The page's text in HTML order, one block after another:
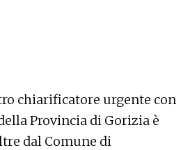
chiarificatore urgente con
Provincia di Gorizia è
dal Comune di